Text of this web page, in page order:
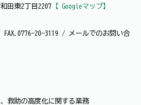
田東2丁目2207 【 Googleマップ】
FAX.0776-20-3119 / メールでのお問い合
救助の高度化に関する業務